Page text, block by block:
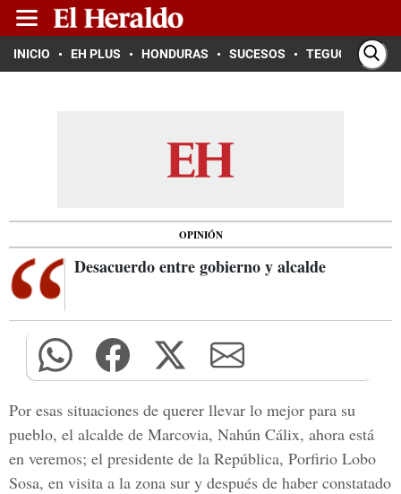
INICIO EH PLUS HONDURAS SUCESOS TEGUCIGALPA
OPINIÓN
Desacuerdo entre gobierno y alcalde
Por esas situaciones de querer llevar lo mejor para su
pueblo, el alcalde de Marcovia, Nahún Cálix, ahora está
en veremos; el presidente de la República, Porfirio Lobo
Sosa, en visita a la zona sur y después de haber constatado